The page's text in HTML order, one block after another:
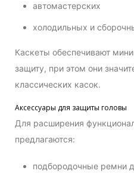
автомастерских
холодильных и
Каскеты обеспечивают
защиту, при этом они
классических касок.
Аксессуары для защиты головы
Для расширения
предлагаются:
подбородочные ремни